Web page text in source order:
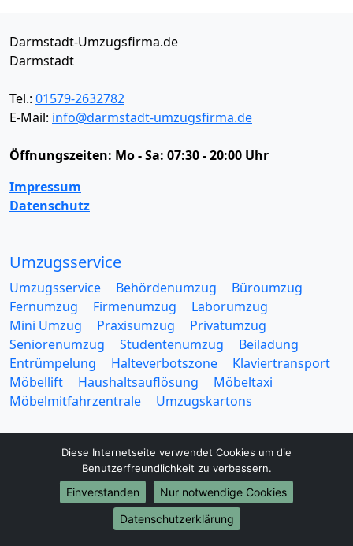
Darmstadt-Umzugsfirma.de
Darmstadt
Tel.: 01579-2632782
E-Mail: info@darmstadt-umzugsfirma.de
Öffnungszeiten: Mo - Sa: 07:30 - 20:00 Uhr
Impressum
Datenschutz
Umzugsservice
Umzugsservice Behördenumzug
Büroumzug
Fernumzug
Firmenumzug
Laborumzug
Mini Umzug
Praxisumzug
Privatumzug
Seniorenumzug
Studentenumzug
Beiladung
Entrümpelung
Halteverbotszone
Klaviertransport
Möbellift
Haushaltsauflösung
Möbeltaxi
Möbelmitfahrzentrale
Umzugskartons
Europa-Umzüge
Umzug von Darmstadt nach Belarus
Diese Internetseite verwendet Cookies um die
Benutzerfreundlichkeit zu verbessern.
Einverstanden
Nur notwendige Cookies
Datenschutzerklärung